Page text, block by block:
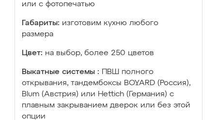
или с фотопечатью
Габариты: изготовим кухню любого
размера
Цвет: на выбор, более 250 цветов
Выкатные системы :
ПВШ полного
открывания, тандембоксы BOYARD (Россия),
Blum (Австрия) или Hettich (Германия) с
плавным закрыванием дверок или без этой
опции